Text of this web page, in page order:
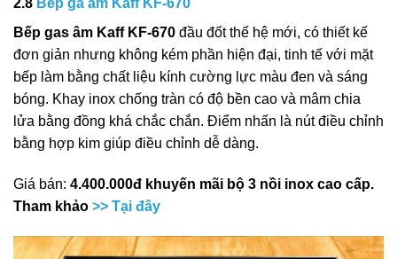
2.8 Bếp ga âm Kaff KF-670
Bếp gas âm Kaff KF-670 đầu đốt thế hệ mới, có thiết kế
đơn giản nhưng không kém phần hiện đại, tinh tế với mặt
bếp làm bằng chất liệu kính cường lực màu đen và sáng
bóng. Khay inox chống tràn có độ bền cao và mâm chia
lửa bằng đồng khá chắc chắn. Điểm nhấn là nút điều chỉnh
bằng hợp kim giúp điều chỉnh dễ dàng.
Giá bán: 4.400.000đ khuyến mãi bộ 3 nồi inox cao cấp.
Tham khảo >> Tại đây